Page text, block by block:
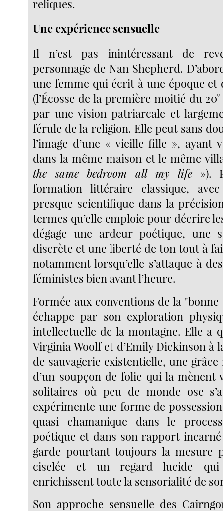
reliques.
Une expérience sensuelle
Il n’est pas inintéressant de
personnage de Nan Shepherd.
une femme qui écrit à une époque et
(l’Écosse de la première moitié du
par une vision patriarcale et
férule de la religion. Elle peut sans
l’image d’une « vieille fille », ayant
dans la même maison et le même
the same bedroom all my life »).
formation littéraire classique,
presque scientifique dans la
termes qu’elle emploie pour décrire
dégage une ardeur poétique, une
discrète et une liberté de ton tout à
notamment lorsqu’elle s’attaque à
féministes bien avant l’heure.
Formée aux conventions de la "bonne
échappe par son exploration
intellectuelle de la montagne. Elle a
Virginia Woolf et d’Emily Dickinson à
de sauvagerie existentielle, une
d’un soupçon de folie qui la mènent
solitaires où peu de monde ose
expérimente une forme de
quasi chamanique dans le
poétique et dans son rapport
garde pourtant toujours la mesure
ciselée et un regard lucide
enrichissent toute la sensorialité de
Son approche sensuelle des